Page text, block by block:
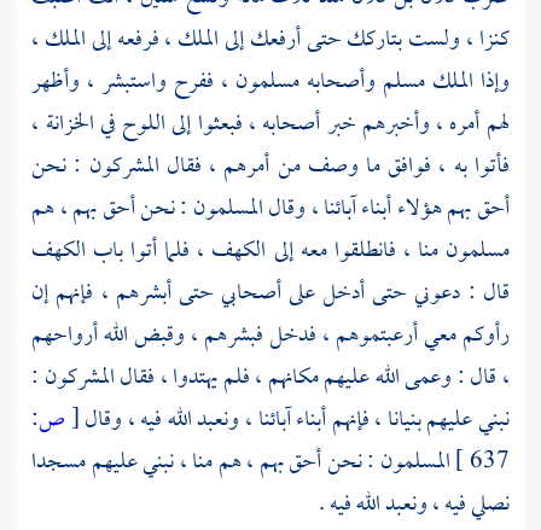
كنزا ، ولست بتاركك حتى أرفعك إلى الملك ، فرفعه إلى الملك ،
وإذا الملك مسلم وأصحابه مسلمون ، ففرح واستبشر ، وأظهر
لهم أمره ، وأخبرهم خبر أصحابه ، فبعثوا إلى اللوح في الخزانة ،
فأتوا به ، فوافق ما وصف من أمرهم ، فقال المشركون : نحن
أحق بهم هؤلاء أبناء آبائنا ، وقال المسلمون : نحن أحق بهم ، هم
مسلمون منا ، فانطلقوا معه إلى الكهف ، فلما أتوا باب الكهف
قال : دعوني حتى أدخل على أصحابي حتى أبشرهم ، فإنهم إن
رأوكم معي أرعبتموهم ، فدخل فبشرهم ، وقبض الله أرواحهم
، قال : وعمى الله عليهم مكانهم ، فلم يهتدوا ، فقال المشركون :
نبني عليهم بنيانا ، فإنهم أبناء آبائنا ، ونعبد الله فيه ، وقال[ص:
637 ] المسلمون : نحن أحق بهم ، هم منا ، نبني عليهم مسجدا
نصلي فيه ، ونعبد الله فيه .